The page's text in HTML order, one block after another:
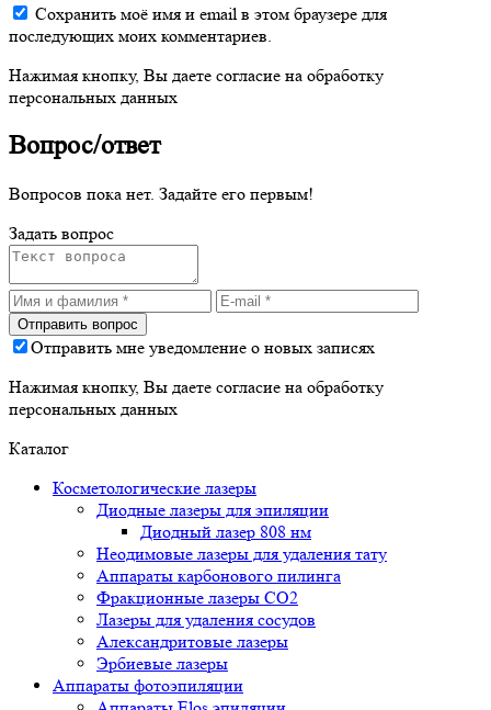
Сохранить моё имя и email в этом браузере для
последующих моих комментариев.
Нажимая кнопку, Вы даете согласие на обработку
персональных данных
Вопрос/ответ
Вопросов пока нет. Задайте его первым!
Задать вопрос
Отправить мне уведомление о новых записях
Нажимая кнопку, Вы даете согласие на обработку
персональных данных
Каталог
Косметологические лазеры
Диодные лазеры для эпиляции
Диодный лазер 808 нм
Неодимовые лазеры для удаления тату
Аппараты карбонового пилинга
Фракционные лазеры CO2
Лазеры для удаления сосудов
Александритовые лазеры
Эрбиевые лазеры
Аппараты фотоэпиляции